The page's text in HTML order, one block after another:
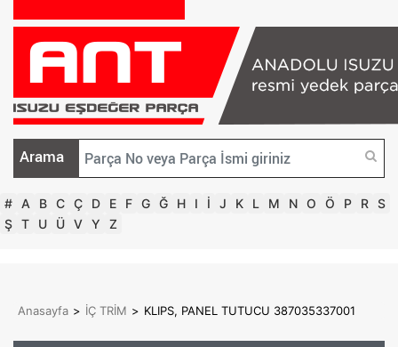
Arama
# A B C Ç D E F G Ğ H I İ J K L M N O Ö P R S
Ş T U Ü V Y Z
Anasayfa > İÇ TRİM > KLIPS, PANEL TUTUCU 387035337001